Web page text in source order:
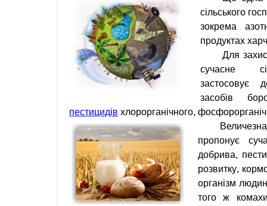
сільського
зокрема
продуктах
Для
сучасне
застосовує
засобів
пестицидів хлорорганічного,
Величезна
пропонує
добрива,
розвитку,
організм
того
ж